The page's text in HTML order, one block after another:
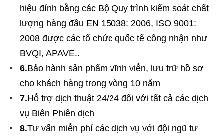
hiệu đính bằng các Bộ Quy trình kiểm soát chất
lượng hàng đầu EN 15038: 2006, ISO 9001:
2008 được các tổ chức quốc tế công nhận như
BVQI, APAVE..
6.Bảo hành sản phẩm vĩnh viễn, lưu trữ hồ sơ
cho khách hàng trong vòng 10 năm
7.Hỗ trợ dịch thuật 24/24 đối với tất cả các dịch
vụ Biên Phiên dịch
8.Tư vấn miễn phí các dịch vụ với đội ngũ tư